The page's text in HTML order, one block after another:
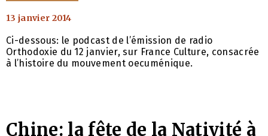
13 janvier 2014
Ci-dessous: le podcast de l’émission de radio
Orthodoxie du 12 janvier, sur France Culture, consacrée
à l’histoire du mouvement oecuménique.
Chine: la fête de la Nativité à